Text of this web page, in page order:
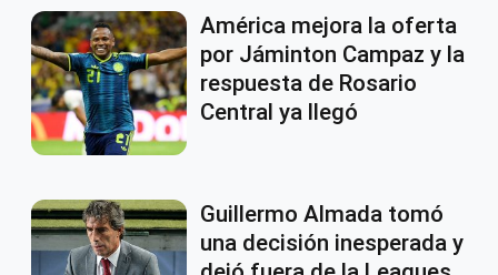
América mejora la oferta
por Jáminton Campaz y la
respuesta de Rosario
Central ya llegó
Guillermo Almada tomó
una decisión inesperada y